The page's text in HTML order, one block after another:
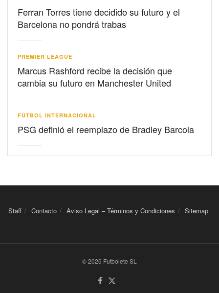
Ferran Torres tiene decidido su futuro y el
Barcelona no pondrá trabas
PREMIER LEAGUE
Marcus Rashford recibe la decisión que
cambia su futuro en Manchester United
FÚTBOL INTERNACIONAL
PSG definió el reemplazo de Bradley Barcola
Staff Contacto Aviso Legal – Términos y Condiciones Sitemap
© 2026 Futbolete SL